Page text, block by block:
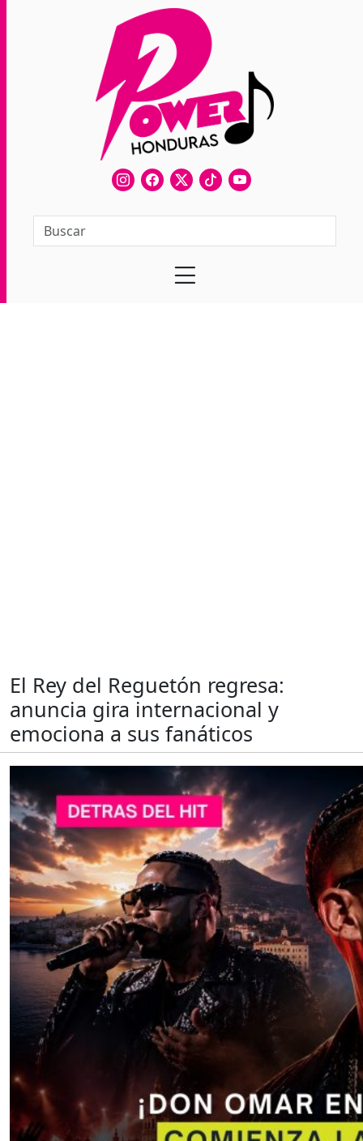
El Rey del Reguetón regresa:
anuncia gira internacional y
emociona a sus fanáticos